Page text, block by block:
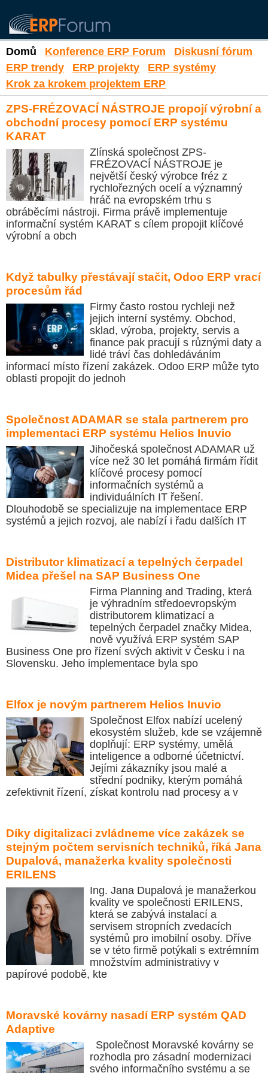
Domů Konference ERP Forum
Diskusní fórum
ERP trendy
ERP projekty
ERP systémy
Krok za krokem projektem ERP
ZPS-FRÉZOVACÍ NÁSTROJE propojí výrobní a
obchodní procesy pomocí ERP systému
KARAT
Zlínská společnost ZPS-
FRÉZOVACÍ NÁSTROJE je
největší český výrobce fréz z
rychlořezných ocelí a významný
hráč na evropském trhu s
obráběcími nástroji. Firma právě implementuje
informační systém KARAT s cílem propojit klíčové
výrobní a obch
Když tabulky přestávají stačit, Odoo ERP vrací
procesům řád
Firmy často rostou rychleji než
jejich interní systémy. Obchod,
sklad, výroba, projekty, servis a
finance pak pracují s různými daty a
lidé tráví čas dohledáváním
informací místo řízení zakázek. Odoo ERP může tyto
oblasti propojit do jednoh
Společnost ADAMAR se stala partnerem pro
implementaci ERP systému Helios Inuvio
Jihočeská společnost ADAMAR už
více než 30 let pomáhá firmám řídit
klíčové procesy pomocí
informačních systémů a
individuálních IT řešení.
Dlouhodobě se specializuje na implementace ERP
systémů a jejich rozvoj, ale nabízí i řadu dalších IT
Distributor klimatizací a tepelných čerpadel
Midea přešel na SAP Business One
Firma Planning and Trading, která
je výhradním středoevropským
distributorem klimatizací a
tepelných čerpadel značky Midea,
nově využívá ERP systém SAP
Business One pro řízení svých aktivit v Česku i na
Slovensku. Jeho implementace byla spo
Elfox je novým partnerem Helios Inuvio
Společnost Elfox nabízí ucelený
ekosystém služeb, kde se vzájemně
doplňují: ERP systémy, umělá
inteligence a odborné účetnictví.
Jejími zákazníky jsou malé a
střední podniky, kterým pomáhá
zefektivnit řízení, získat kontrolu nad procesy a v
Díky digitalizaci zvládneme více zakázek se
stejným počtem servisních techniků, říká Jana
Dupalová, manažerka kvality společnosti
ERILENS
Ing. Jana Dupalová je manažerkou
kvality ve společnosti ERILENS,
která se zabývá instalací a
servisem stropních zvedacích
systémů pro imobilní osoby. Dříve
se v této firmě potýkali s extrémním
množstvím administrativy v
papírové podobě, kte
Moravské kovárny nasadí ERP systém QAD
Adaptive
Společnost Moravské kovárny se
rozhodla pro zásadní modernizaci
svého informačního systému a se